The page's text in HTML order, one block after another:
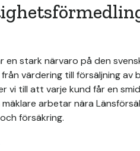
en stark närvaro på den
värdering till försäljning av
vi till att varje kund får en
arbetar nära
försäkring.